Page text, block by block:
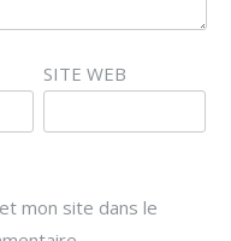
SITE WEB
mon site dans le